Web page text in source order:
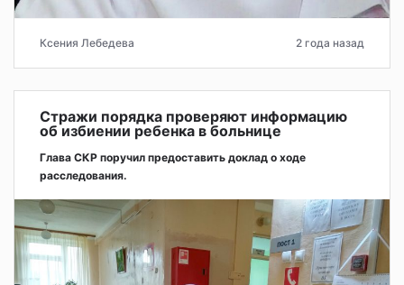
Ксения Лебедева 2 года назад
Стражи порядка проверяют информацию
об избиении ребенка в больнице
Глава СКР поручил предоставить доклад о ходе
расследования.